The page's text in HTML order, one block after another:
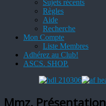
Sujets récents
Règles
Aide
Recherche
Mon Compte
Liste Membres
Adhérez au Club!
ASCS. SHOP.
Mmz, Présentation